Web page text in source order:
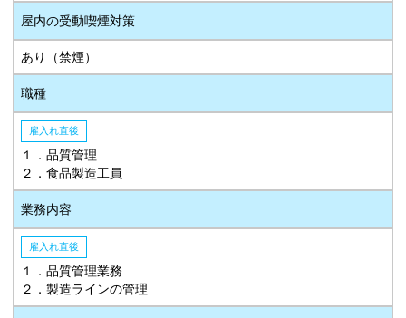
屋内の受動喫煙対策
あり（禁煙）
職種
雇入れ直後
１．品質管理
２．食品製造工員
業務内容
雇入れ直後
１．品質管理業務
２．製造ラインの管理